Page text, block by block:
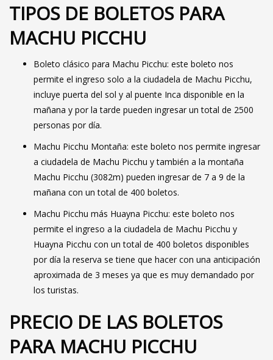
TIPOS DE BOLETOS PARA
MACHU PICCHU
Boleto clásico para Machu Picchu: este boleto nos
permite el ingreso solo a la ciudadela de Machu Picchu,
incluye puerta del sol y al puente Inca disponible en la
mañana y por la tarde pueden ingresar un total de 2500
personas por día.
Machu Picchu Montaña: este boleto nos permite ingresar
a ciudadela de Machu Picchu y también a la montaña
Machu Picchu (3082m) pueden ingresar de 7 a 9 de la
mañana con un total de 400 boletos.
Machu Picchu más Huayna Picchu: este boleto nos
permite el ingreso a la ciudadela de Machu Picchu y
Huayna Picchu con un total de 400 boletos disponibles
por día la reserva se tiene que hacer con una anticipación
aproximada de 3 meses ya que es muy demandado por
los turistas.
PRECIO DE LAS BOLETOS
PARA MACHU PICCHU